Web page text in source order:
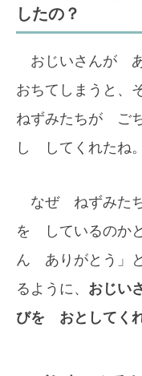
したの？
おじいさんが
おちてしまうと
ねずみたちが ご
し してくれたね。
なぜ ねずみた
を しているのか
ん ありがとう」
るように、 おじい
びを おとしてく